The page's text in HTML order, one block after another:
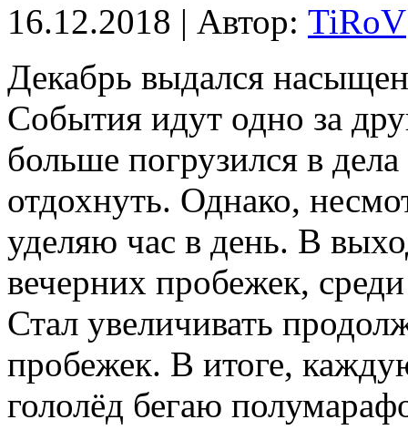
16.12.2018 | Автор: TiRoV
Декабрь выдался
События идут одно за
больше погрузился в
отдохнуть. Однако,
уделяю час в день. В
вечерних пробежек,
Стал увеличивать
пробежек. В итоге,
гололёд бегаю